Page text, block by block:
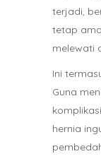
terjadi,
tetap
melewati
Ini
Guna
hernia